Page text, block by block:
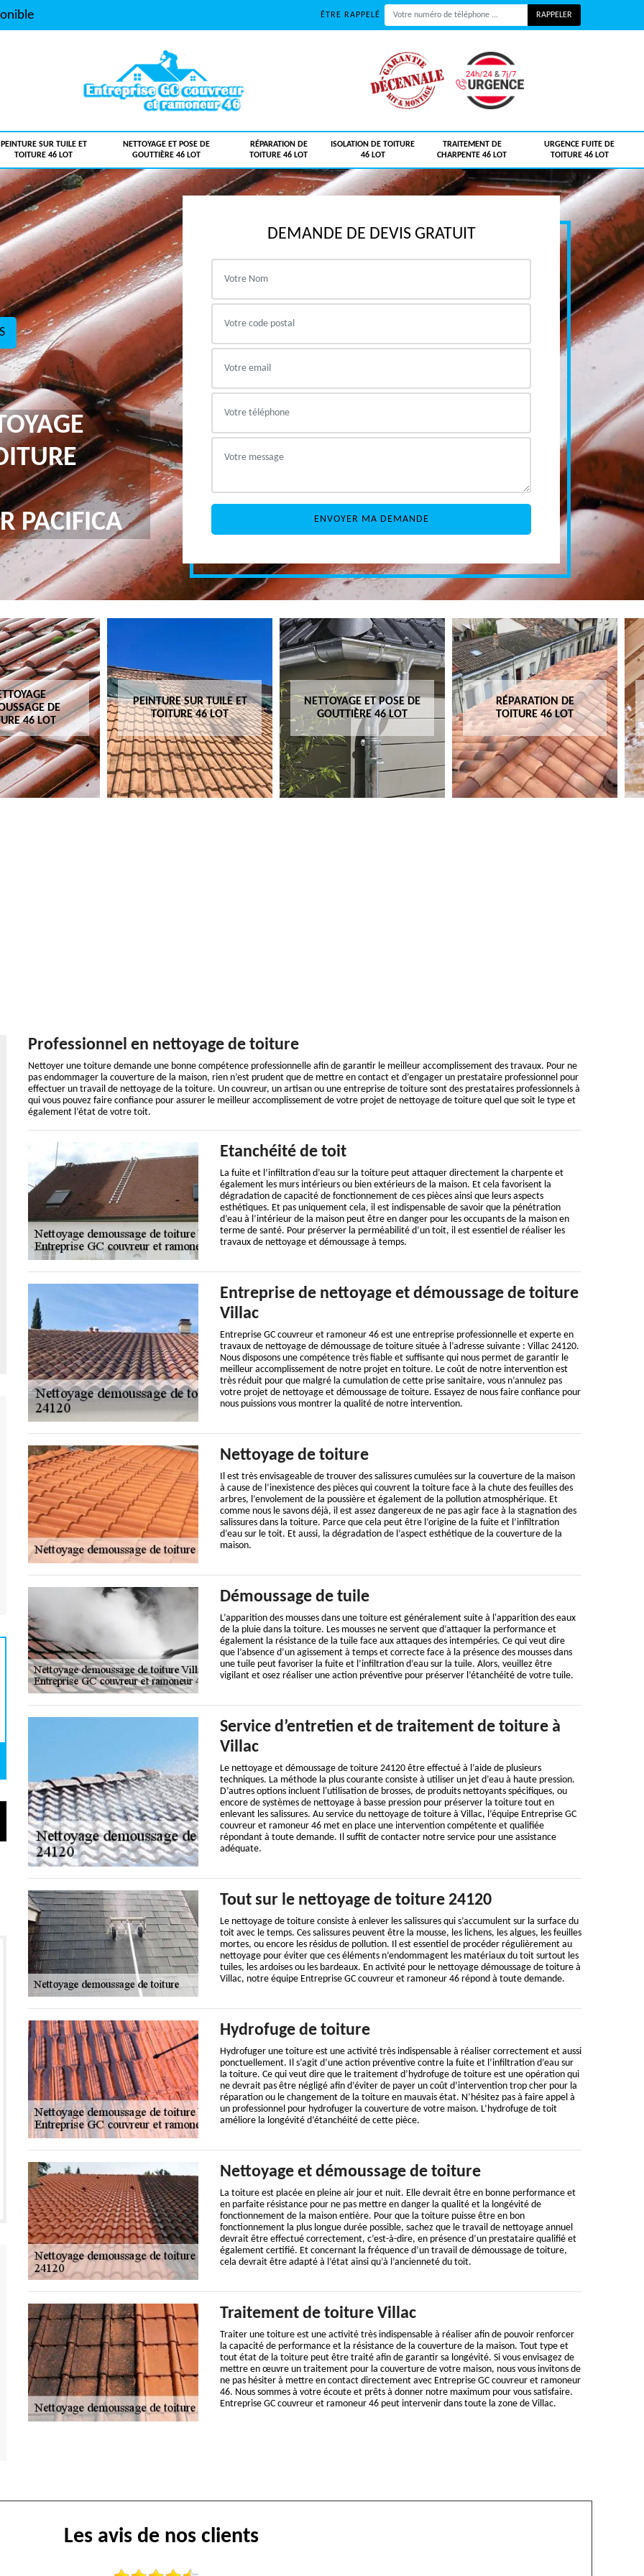
ÊTRE RAPPELÉ
PEINTURE SUR TUILE ET
TOITURE 46 LOT
NETTOYAGE ET POSE DE
GOUTTIÈRE 46 LOT
RÉPARATION DE
TOITURE 46 LOT
ISOLATION DE TOITURE
46 LOT
TRAITEMENT DE
CHARPENTE 46 LOT
URGENCE FUITE DE
TOITURE 46 LOT
PACIFICA
DEMANDE DE DEVIS GRATUIT
DE
46 LOT
PEINTURE SUR TUILE ET
TOITURE 46 LOT
NETTOYAGE ET POSE DE
GOUTTIÈRE 46 LOT
RÉPARATION DE
TOITURE 46 LOT
Professionnel en nettoyage de toiture
Nettoyer une toiture demande une bonne compétence professionnelle afin de garantir le meilleur accomplissement des travaux. Pour ne
pas endommager la couverture de la maison, rien n’est prudent que de mettre en contact et d’engager un prestataire professionnel pour
effectuer un travail de nettoyage de la toiture. Un couvreur, un artisan ou une entreprise de toiture sont des prestataires professionnels à
qui vous pouvez faire confiance pour assurer le meilleur accomplissement de votre projet de nettoyage de toiture quel que soit le type et
également l’état de votre toit.
Etanchéité de toit
La fuite et l’infiltration d’eau sur la toiture peut attaquer directement la charpente et
également les murs intérieurs ou bien extérieurs de la maison. Et cela favorisent la
dégradation de capacité de fonctionnement de ces pièces ainsi que leurs aspects
esthétiques. Et pas uniquement cela, il est indispensable de savoir que la pénétration
d’eau à l’intérieur de la maison peut être en danger pour les occupants de la maison en
terme de santé. Pour préserver la perméabilité d’un toit, il est essentiel de réaliser les
travaux de nettoyage et démoussage à temps.
Entreprise de nettoyage et démoussage de toiture
Villac
Entreprise GC couvreur et ramoneur 46 est une entreprise professionnelle et experte en
travaux de nettoyage de démoussage de toiture située à l’adresse suivante : Villac 24120.
Nous disposons une compétence très fiable et suffisante qui nous permet de garantir le
meilleur accomplissement de notre projet en toiture. Le coût de notre intervention est
très réduit pour que malgré la cumulation de cette prise sanitaire, vous n’annulez pas
votre projet de nettoyage et démoussage de toiture. Essayez de nous faire confiance pour
nous puissions vous montrer la qualité de notre intervention.
Nettoyage de toiture
Il est très envisageable de trouver des salissures cumulées sur la couverture de la maison
à cause de l’inexistence des pièces qui couvrent la toiture face à la chute des feuilles des
arbres, l’envolement de la poussière et également de la pollution atmosphérique. Et
comme nous le savons déjà, il est assez dangereux de ne pas agir face à la stagnation des
salissures dans la toiture. Parce que cela peut être l’origine de la fuite et l’infiltration
d’eau sur le toit. Et aussi, la dégradation de l’aspect esthétique de la couverture de la
maison.
Démoussage de tuile
L’apparition des mousses dans une toiture est généralement suite à l'apparition des eaux
de la pluie dans la toiture. Les mousses ne servent que d’attaquer la performance et
également la résistance de la tuile face aux attaques des intempéries. Ce qui veut dire
que l’absence d’un agissement à temps et correcte face à la présence des mousses dans
une tuile peut favoriser la fuite et l’infiltration d’eau sur la tuile. Alors, veuillez être
vigilant et osez réaliser une action préventive pour préserver l’étanchéité de votre tuile.
Service d’entretien et de traitement de toiture à
Villac
Le nettoyage et démoussage de toiture 24120 être effectué à l’aide de plusieurs
techniques. La méthode la plus courante consiste à utiliser un jet d’eau à haute pression.
D’autres options incluent l'utilisation de brosses, de produits nettoyants spécifiques, ou
encore de systèmes de nettoyage à basse pression pour préserver la toiture tout en
enlevant les salissures. Au service du nettoyage de toiture à Villac, l’équipe Entreprise GC
couvreur et ramoneur 46 met en place une intervention compétente et qualifiée
répondant à toute demande. Il suffit de contacter notre service pour une assistance
adéquate.
Tout sur le nettoyage de toiture 24120
Le nettoyage de toiture consiste à enlever les salissures qui s’accumulent sur la surface du
toit avec le temps. Ces salissures peuvent être la mousse, les lichens, les algues, les feuilles
mortes, ou encore les résidus de pollution. Il est essentiel de procéder régulièrement au
nettoyage pour éviter que ces éléments n’endommagent les matériaux du toit surtout les
tuiles, les ardoises ou les bardeaux. En activité pour le nettoyage démoussage de toiture à
Villac, notre équipe Entreprise GC couvreur et ramoneur 46 répond à toute demande.
Hydrofuge de toiture
Hydrofuger une toiture est une activité très indispensable à réaliser correctement et aussi
ponctuellement. Il s’agit d’une action préventive contre la fuite et l’infiltration d’eau sur
la toiture. Ce qui veut dire que le traitement d’hydrofuge de toiture est une opération qui
ne devrait pas être négligé afin d’éviter de payer un coût d’intervention trop cher pour la
réparation ou le changement de la toiture en mauvais état. N’hésitez pas à faire appel à
un professionnel pour hydrofuger la couverture de votre maison. L’hydrofuge de toit
améliore la longévité d’étanchéité de cette pièce.
Nettoyage et démoussage de toiture
La toiture est placée en pleine air jour et nuit. Elle devrait être en bonne performance et
en parfaite résistance pour ne pas mettre en danger la qualité et la longévité de
fonctionnement de la maison entière. Pour que la toiture puisse être en bon
fonctionnement la plus longue durée possible, sachez que le travail de nettoyage annuel
devrait être effectué correctement, c’est-à-dire, en présence d’un prestataire qualifié et
également certifié. Et concernant la fréquence d’un travail de démoussage de toiture,
cela devrait être adapté à l’état ainsi qu’à l’ancienneté du toit.
Traitement de toiture Villac
Traiter une toiture est une activité très indispensable à réaliser afin de pouvoir renforcer
la capacité de performance et la résistance de la couverture de la maison. Tout type et
tout état de la toiture peut être traité afin de garantir sa longévité. Si vous envisagez de
mettre en œuvre un traitement pour la couverture de votre maison, nous vous invitons de
ne pas hésiter à mettre en contact directement avec Entreprise GC couvreur et ramoneur
46. Nous sommes à votre écoute et prêts à donner notre maximum pour vous satisfaire.
Entreprise GC couvreur et ramoneur 46 peut intervenir dans toute la zone de Villac.
Les avis de nos clients